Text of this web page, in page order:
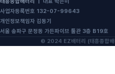
사업자등록번호 132-07-99643
개인정보책임자 김동기
서울 송파구 문정동 가든파이브 툴관 3층 B19호
© 2024 EZ배터리 (태흥종합